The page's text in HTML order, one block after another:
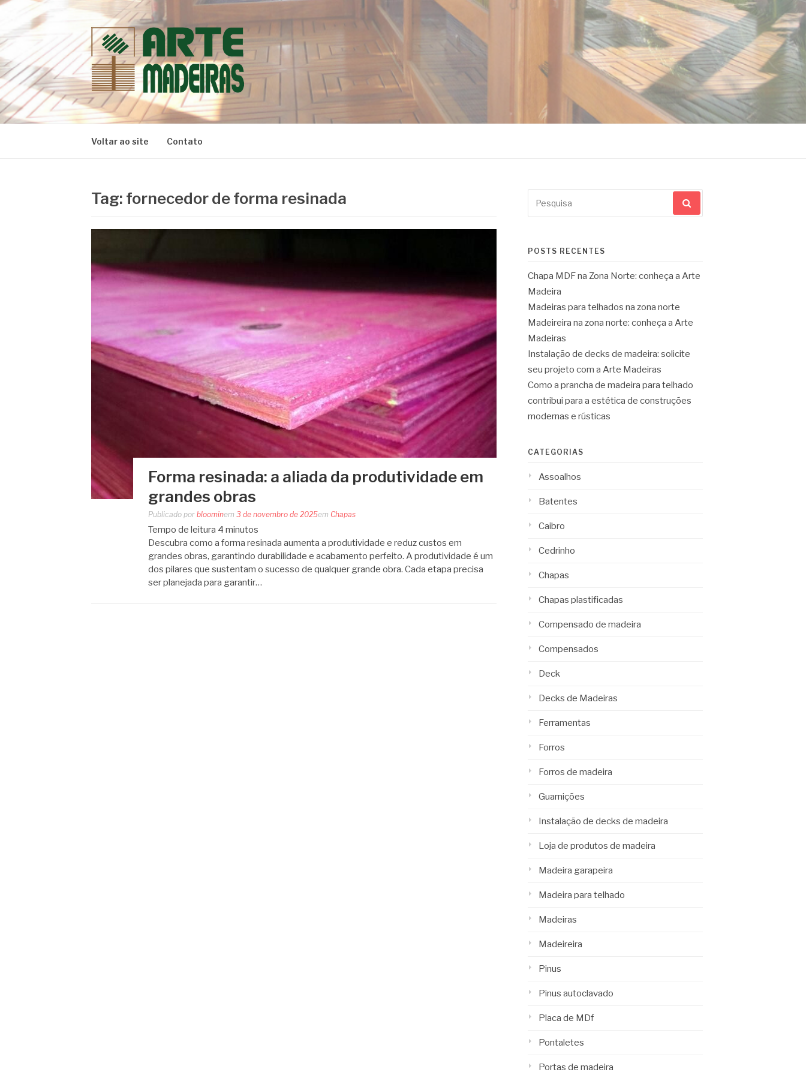
Pular
conteúdo
BLOG | ARTE MADEIRAS
Dicas e Novidades sobre Madeiras
Voltar ao site Contato
Tag: fornecedor de forma resinada
Forma resinada: a aliada da produtividade em
grandes obras
Publicado por bloominem 3 de novembro de 2025em Chapas
Tempo de leitura 4 minutos
Descubra como a forma resinada aumenta a produtividade e reduz custos em
grandes obras, garantindo durabilidade e acabamento perfeito. A produtividade é um
dos pilares que sustentam o sucesso de qualquer grande obra. Cada etapa precisa
ser planejada para garantir…
por:
POSTS RECENTES
Chapa MDF na Zona Norte: conheça a Arte
Madeira
Madeiras para telhados na zona norte
Madeireira na zona norte: conheça a Arte
Madeiras
Instalação de decks de madeira: solicite
seu projeto com a Arte Madeiras
Como a prancha de madeira para telhado
contribui para a estética de construções
modernas e rústicas
CATEGORIAS
Assoalhos
Batentes
Caibro
Cedrinho
Chapas
Chapas plastificadas
Compensado de madeira
Compensados
Deck
Decks de Madeiras
Ferramentas
Forros
Forros de madeira
Guarnições
Instalação de decks de madeira
Loja de produtos de madeira
Madeira garapeira
Madeira para telhado
Madeiras
Madeireira
Pinus
Pinus autoclavado
Placa de MDf
Pontaletes
Portas de madeira